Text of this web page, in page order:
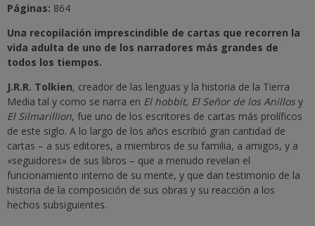
Páginas: 864
Una recopilación imprescindible de cartas que recorren la
vida adulta de uno de los narradores más grandes de
todos los tiempos.
J.R.R. Tolkien, creador de las lenguas y la historia de la Tierra
Media tal y como se narra en El hobbit, El Señor de los Anillos y
El Silmarillion, fue uno de los escritores de cartas más prolíficos
de este siglo. A lo largo de los años escribió gran cantidad de
cartas – a sus editores, a miembros de su familia, a amigos, y a
«seguidores» de sus libros – que a menudo revelan el
funcionamiento interno de su mente, y que dan testimonio de la
historia de la composición de sus obras y su reacción a los
hechos subsiguientes.